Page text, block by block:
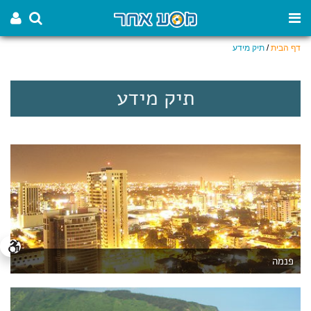
דף הבית/ תיק מידע
תיק מידע
פנמה